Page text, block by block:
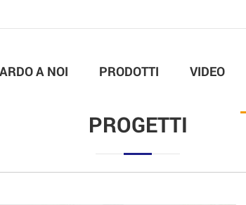
A NOI PRODOTTI VIDEO
PROGETTI